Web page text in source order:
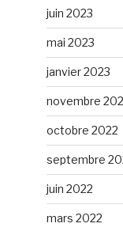
juin 2023
mai 2023
janvier 2023
novembre
octobre 2022
septembre
juin 2022
mars 2022